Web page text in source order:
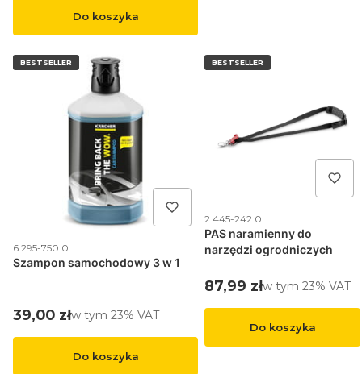
Do koszyka
BESTSELLER
Kod produktu
6.295-750.0
Szampon samochodowy 3 w 1
Cena brutto
39,00 złw tym %s VAT
w tym 23% VAT
Do koszyka
BESTSELLER
Kod produktu
2.445-242.0
PAS naramienny do
narzędzi ogrodniczych
Cena brutto
87,99 złw tym %s VAT
w tym 23% VAT
Do koszyka